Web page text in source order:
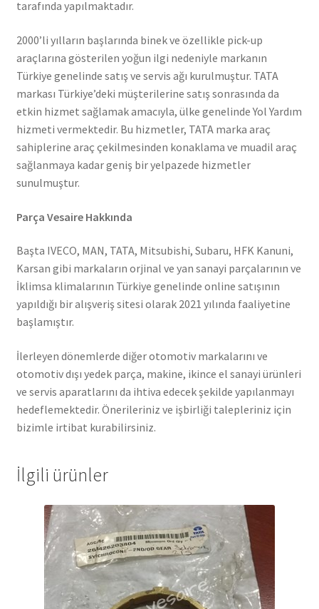
tarafında yapılmaktadır.
2000’li yılların başlarında binek ve özellikle pick-up
araçlarına gösterilen yoğun ilgi nedeniyle markanın
Türkiye genelinde satış ve servis ağı kurulmuştur. TATA
markası Türkiye’deki müşterilerine satış sonrasında da
etkin hizmet sağlamak amacıyla, ülke genelinde Yol Yardım
hizmeti vermektedir. Bu hizmetler, TATA marka araç
sahiplerine araç çekilmesinden konaklama ve muadil araç
sağlanmaya kadar geniş bir yelpazede hizmetler
sunulmuştur.
Parça Vesaire Hakkında
Başta IVECO, MAN, TATA, Mitsubishi, Subaru, HFK Kanuni,
Karsan gibi markaların orjinal ve yan sanayi parçalarının ve
İklimsa klimalarının Türkiye genelinde online satışının
yapıldığı bir alışveriş sitesi olarak 2021 yılında faaliyetine
başlamıştır.
İlerleyen dönemlerde diğer otomotiv markalarını ve
otomotiv dışı yedek parça, makine, ikince el sanayi ürünleri
ve servis aparatlarını da ihtiva edecek şekilde yapılanmayı
hedeflemektedir. Önerileriniz ve işbirliği talepleriniz için
bizimle irtibat kurabilirsiniz.
İlgili ürünler